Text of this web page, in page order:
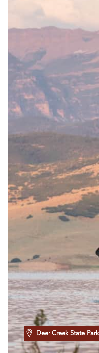
Deer Creek State Park